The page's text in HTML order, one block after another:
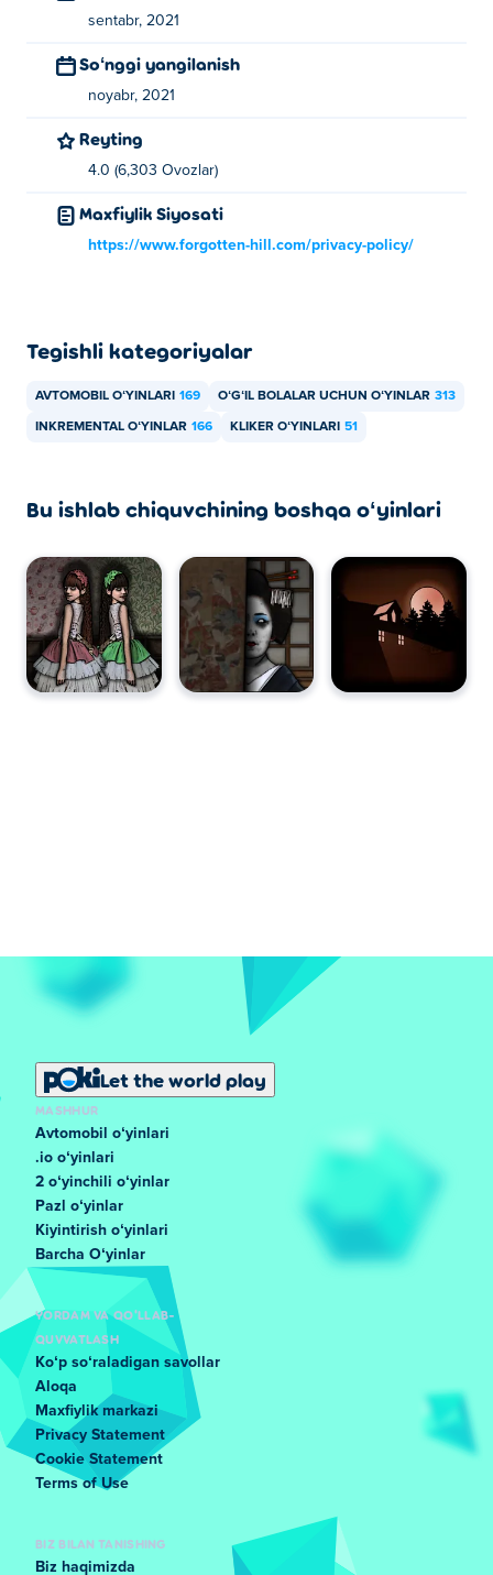
sentabr, 2021
Soʻnggi yangilanish
noyabr, 2021
Reyting
4.0 (6,303 Ovozlar)
Maxfiylik Siyosati
https://www.forgotten-hill.com/privacy-policy/
Tegishli kategoriyalar
AVTOMOBIL OʻYINLARI 169 OʻGʻIL BOLALAR UCHUN OʻYINLAR 313
INKREMENTAL OʻYINLAR 166 KLIKER OʻYINLARI 51
Bu ishlab chiquvchining boshqa oʻyinlari
Let the world play
MASHHUR
Avtomobil oʻyinlari
.io oʻyinlari
2 oʻyinchili oʻyinlar
Pazl oʻyinlar
Kiyintirish oʻyinlari
Barcha Oʻyinlar
YORDAM VA QO'LLAB-
QUVVATLASH
Koʻp soʻraladigan savollar
Aloqa
Maxfiylik markazi
Privacy Statement
Cookie Statement
Terms of Use
BIZ BILAN TANISHING
Biz haqimizda